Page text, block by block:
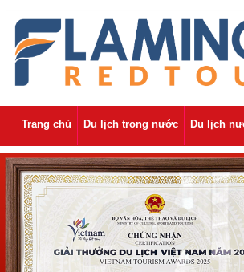
Trang chủ Du lịch trong nước Du lịch